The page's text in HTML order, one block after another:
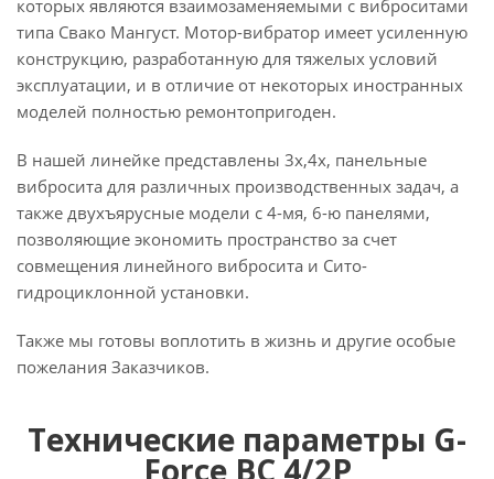
которых являются взаимозаменяемыми с виброситами
типа Свако Мангуст. Мотор-вибратор имеет усиленную
конструкцию, разработанную для тяжелых условий
эксплуатации, и в отличие от некоторых иностранных
моделей полностью ремонтопригоден.
В нашей линейке представлены 3х,4х, панельные
вибросита для различных производственных задач, а
также двухъярусные модели с 4-мя, 6-ю панелями,
позволяющие экономить пространство за счет
совмещения линейного вибросита и Сито-
гидроциклонной установки.
Также мы готовы воплотить в жизнь и другие особые
пожелания Заказчиков.
Технические параметры G-
Force ВС 4/2P